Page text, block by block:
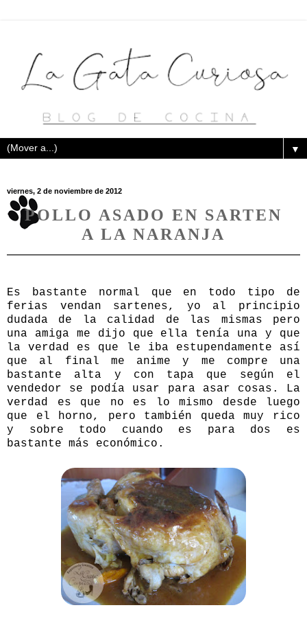
▼
viernes, 2 de noviembre de 2012
POLLO ASADO EN SARTEN
A LA NARANJA
Es bastante normal que en todo tipo de
ferias vendan sartenes, yo al principio
dudada de la calidad de las mismas pero
una amiga me dijo que ella tenía una y que
la verdad es que le iba estupendamente así
que al final me anime y me compre una
bastante alta y con tapa que según el
vendedor se podía usar para asar cosas. La
verdad es que no es lo mismo desde luego
que el horno, pero también queda muy rico
y sobre todo cuando es para dos es
bastante más económico.